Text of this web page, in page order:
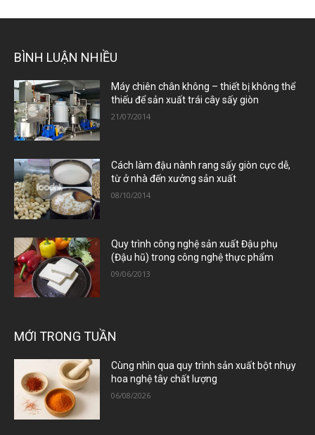
BÌNH LUẬN NHIỀU
Máy chiên chân không – thiết bị không thể
thiếu để sản xuất trái cây sấy giòn
21/07/2014
Cách làm đậu nành rang sấy giòn cực dễ,
từ ở nhà đến xưởng sản xuất
08/10/2014
Quy trình công nghệ sản xuất Đậu phụ
(Đậu hũ) trong công nghệ thực phẩm
09/06/2013
MỚI TRONG TUẦN
Cùng nhìn qua quy trình sản xuất bột nhụy
hoa nghệ tây chất lượng
06/08/2026